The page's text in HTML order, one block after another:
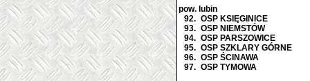
pow. lubin
92. OSP KSIĘGINICE
93. OSP NIEMSTÓW
94. OSP PARSZOWICE
95. OSP SZKLARY GÓRNE
96. OSP ŚCINAWA
97. OSP TYMOWA